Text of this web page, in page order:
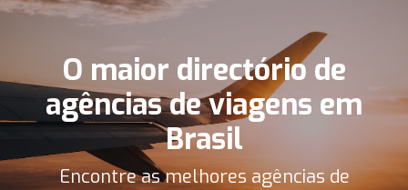
O maior directório de
agências de viagens em
Brasil
Encontre as melhores agências de